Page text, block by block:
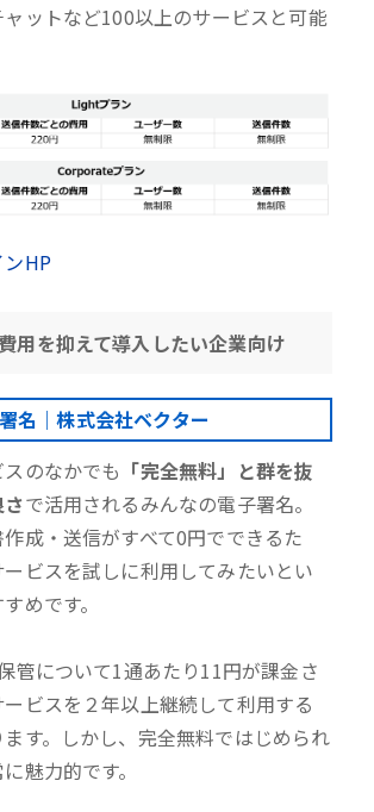
ットなど100以上のサービスと可能
HP
用を抑えて導入したい企業向け
名｜株式会社ベクター
のなかでも 「完全無料」と群を抜
で活用されるみんなの電子署名。
成・送信がすべて0円でできるた
ビスを試しに利用してみたいとい
めです。
管について1通あたり11円が課金さ
ビスを２年以上継続して利用する
す。しかし、完全無料ではじめられ
魅力的です。